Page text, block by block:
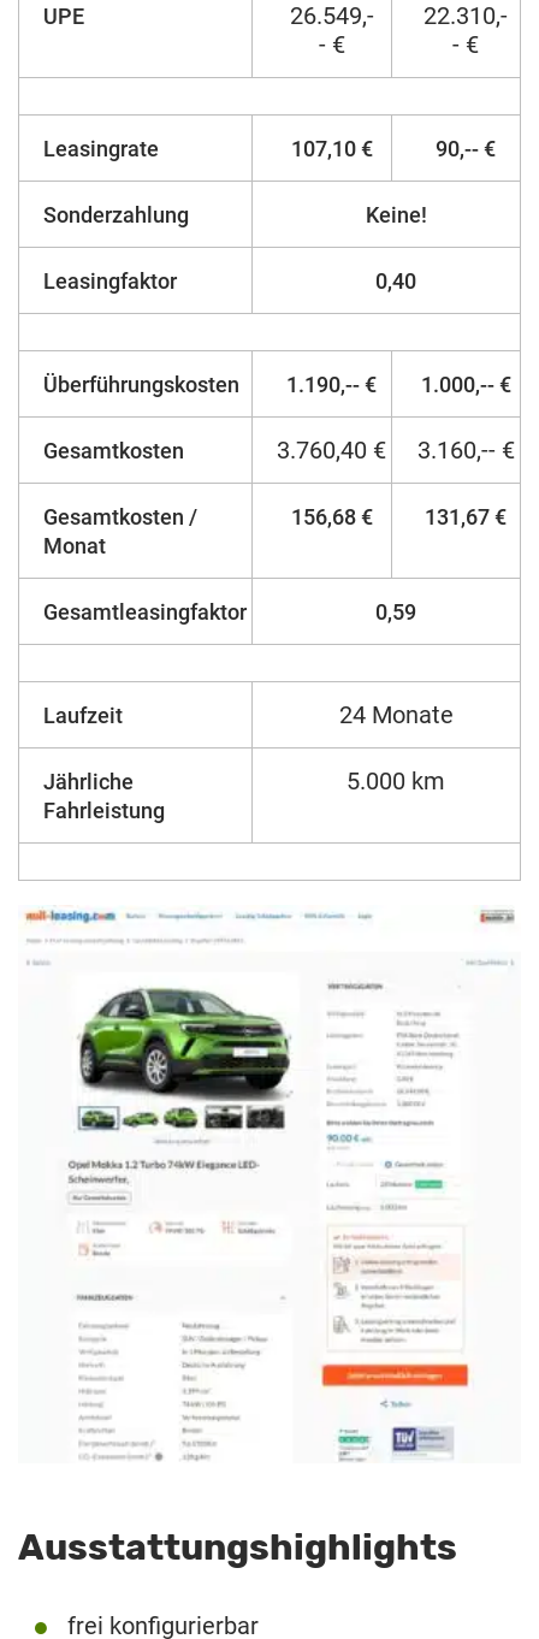
UPE
26.549,-
- €
22.310,-
- €
Leasingrate 107,10 € 90,-- €
Sonderzahlung Keine!
Leasingfaktor 0,40
Überführungskosten 1.190,-- € 1.000,-- €
Gesamtkosten 3.760,40 € 3.160,-- €
Gesamtkosten /
Monat
156,68 € 131,67 €
Gesamtleasingfaktor 0,59
Laufzeit 24 Monate
Jährliche
Fahrleistung
5.000 km
Ausstattungshighlights
frei konfigurierbar